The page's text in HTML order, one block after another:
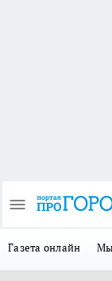
Газета онлайн Мы